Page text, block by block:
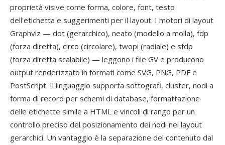
proprietà visive come forma, colore, font, testo
dell'etichetta e suggerimenti per il layout. I motori di layout
Graphviz — dot (gerarchico), neato (modello a molla), fdp
(forza diretta), circo (circolare), twopi (radiale) e sfdp
(forza diretta scalabile) — leggono i file GV e producono
output renderizzato in formati come SVG, PNG, PDF e
PostScript. Il linguaggio supporta sottografi, cluster, nodi a
forma di record per schemi di database, formattazione
delle etichette simile a HTML e vincoli di rango per un
controllo preciso del posizionamento dei nodi nei layout
gerarchici. Un vantaggio è la separazione del contenuto dal